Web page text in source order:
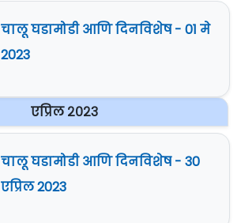
चालू घडामोडी आणि दिनविशेष - 01 मे
2023
एप्रिल २०२३
चालू घडामोडी आणि दिनविशेष - 30
एप्रिल 2023